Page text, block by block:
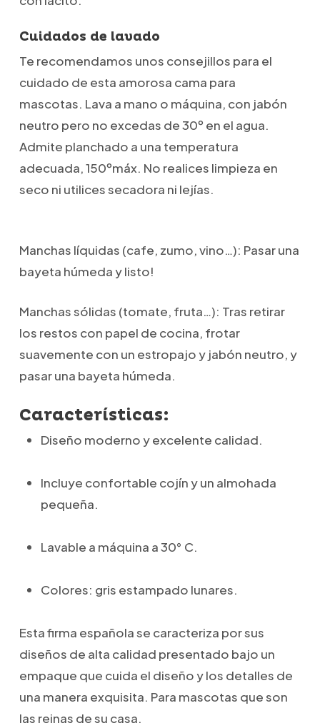
Cuidados de lavado
Te recomendamos unos consejillos para el
cuidado de esta amorosa cama para
mascotas. Lava a mano o máquina, con jabón
neutro pero no excedas de 30º en el agua.
Admite planchado a una temperatura
adecuada, 150ºmáx. No realices limpieza en
seco ni utilices secadora ni lejías.
Manchas líquidas (cafe, zumo, vino…): Pasar una
bayeta húmeda y listo!
Manchas sólidas (tomate, fruta…): Tras retirar
los restos con papel de cocina, frotar
suavemente con un estropajo y jabón neutro, y
pasar una bayeta húmeda.
Características:
Diseño moderno y excelente calidad.
Incluye confortable cojín y un almohada
pequeña.
Lavable a máquina a 30° C.
Colores: gris estampado lunares.
Esta firma española se caracteriza por sus
diseños de alta calidad presentado bajo un
empaque que cuida el diseño y los detalles de
una manera exquisita. Para mascotas que son
las reinas de su casa.